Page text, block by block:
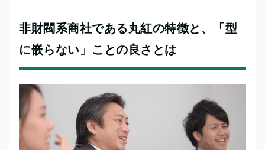
非財閥系商社である丸紅の特徴と、「型
に嵌らない」ことの良さとは